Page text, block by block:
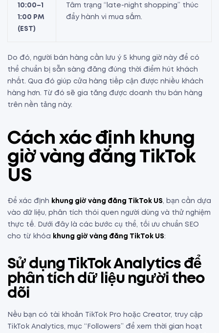
10:00–1
1:00 PM
(EST)
Tâm trạng “late-night shopping” thúc
đẩy hành vi mua sắm.
Do đó, người bán hàng cần lưu ý 5 khung giờ này để có
thể chuẩn bị sẵn sàng đăng đúng thời điểm hút khách
nhất. Qua đó giúp cửa hàng tiếp cận được nhiều khách
hàng hơn. Từ đó sẽ gia tăng được doanh thu bán hàng
trên nền tảng này.
Cách xác định khung
giờ vàng đăng TikTok
US
Để xác định khung giờ vàng đăng TikTok US, bạn cần dựa
vào dữ liệu, phân tích thói quen người dùng và thử nghiệm
thực tế. Dưới đây là các bước cụ thể, tối ưu chuẩn SEO
cho từ khóa
khung giờ vàng đăng TikTok US:
Sử dụng TikTok Analytics để
phân tích dữ liệu người theo
dõi
Nếu bạn có tài khoản TikTok Pro hoặc Creator, truy cập
TikTok Analytics, mục “Followers” để xem thời gian hoạt